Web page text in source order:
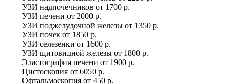
УЗИ надпочечников от 1700 р.
УЗИ печени от 2000 р.
УЗИ поджелудочной железы от 1350 р.
УЗИ почек от 1850 р.
УЗИ селезенки от 1600 р.
УЗИ щитовидной железы от 1800 р.
Эластография печени от 1900 р.
Цистоскопия от 6050 р.
Офтальмоскопия от 450 р.